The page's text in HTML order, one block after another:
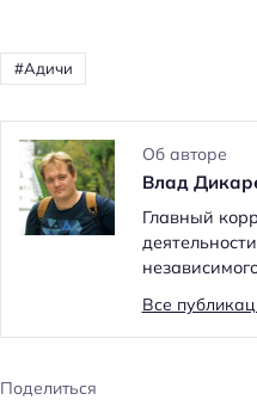
Адичи
Об авторе
Влад
Главный
Все
Поделиться